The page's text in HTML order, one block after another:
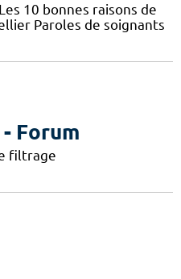
10 bonnes raisons de
Paroles de soignants
Forum
filtrage